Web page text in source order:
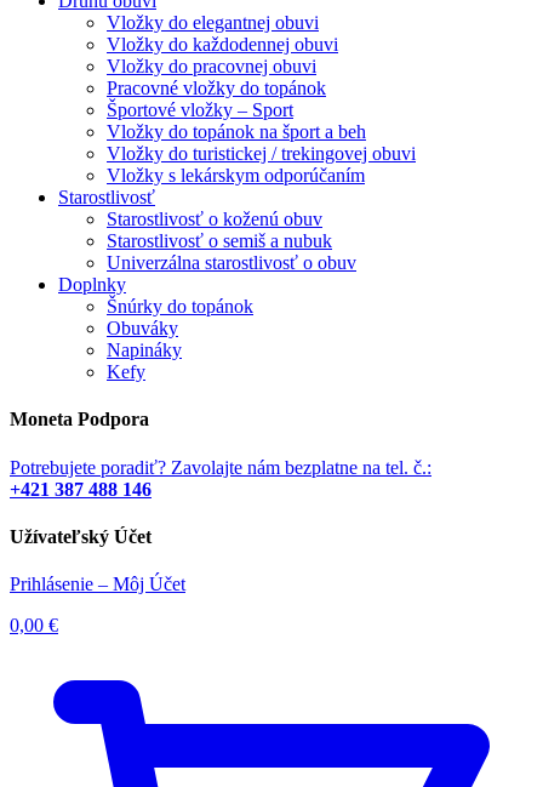
Vložky do elegantnej obuvi
Vložky do každodennej obuvi
Vložky do pracovnej obuvi
Pracovné vložky do topánok
Športové vložky – Sport
Vložky do topánok na šport a beh
Vložky do turistickej / trekingovej obuvi
Vložky s lekárskym odporúčaním
Starostlivosť
Starostlivosť o koženú obuv
Starostlivosť o semiš a nubuk
Univerzálna starostlivosť o obuv
Doplnky
Šnúrky do topánok
Obuváky
Napináky
Kefy
Moneta Podpora
Potrebujete poradiť? Zavolajte nám bezplatne na tel. č.:
+421 387 488 146
Užívateľský Účet
Prihlásenie – Môj Účet
0,00 €